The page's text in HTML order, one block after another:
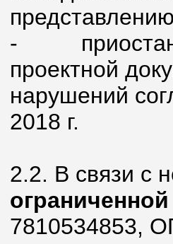
-
проектной
нарушений
2018 г.
2.2. В связи с
7810534853,